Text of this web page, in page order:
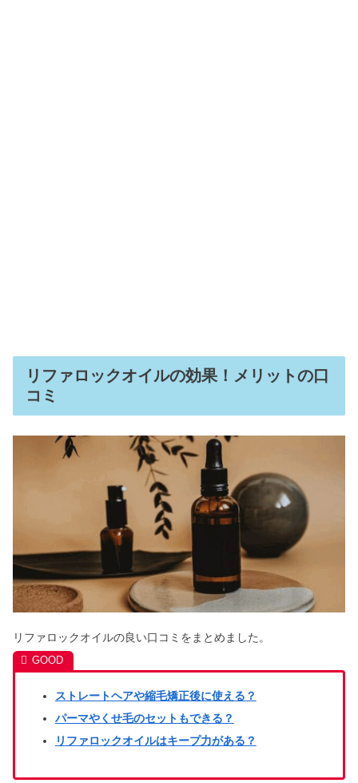
リファロックオイルの効果！メリットの口
コミ
リファロックオイルの良い口コミをまとめました。
ストレートヘアや縮毛矯正後に使える？
パーマやくせ毛のセットもできる？
リファロックオイルはキープ力がある？